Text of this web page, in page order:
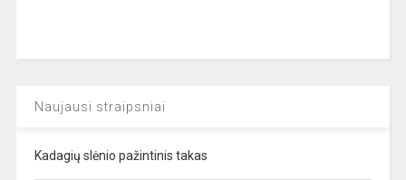
Naujausi straipsniai
Kadagių slėnio pažintinis takas